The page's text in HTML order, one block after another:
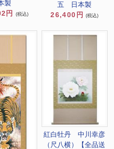
製
円
(税込)
五 日本製
26,400円
(税込)
紅白牡丹 中川幸彦
（尺八横）【全品送